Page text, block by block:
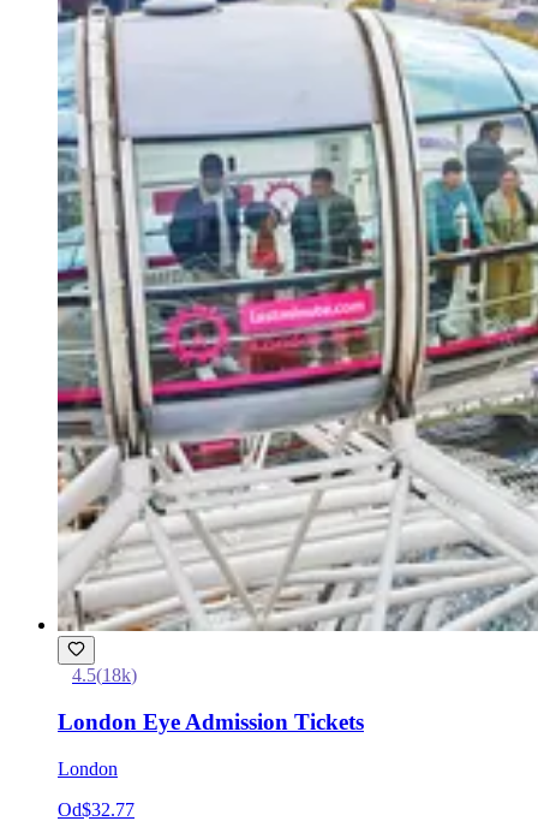
4.5(18k)
London Eye Admission Tickets
London
Od$32.77